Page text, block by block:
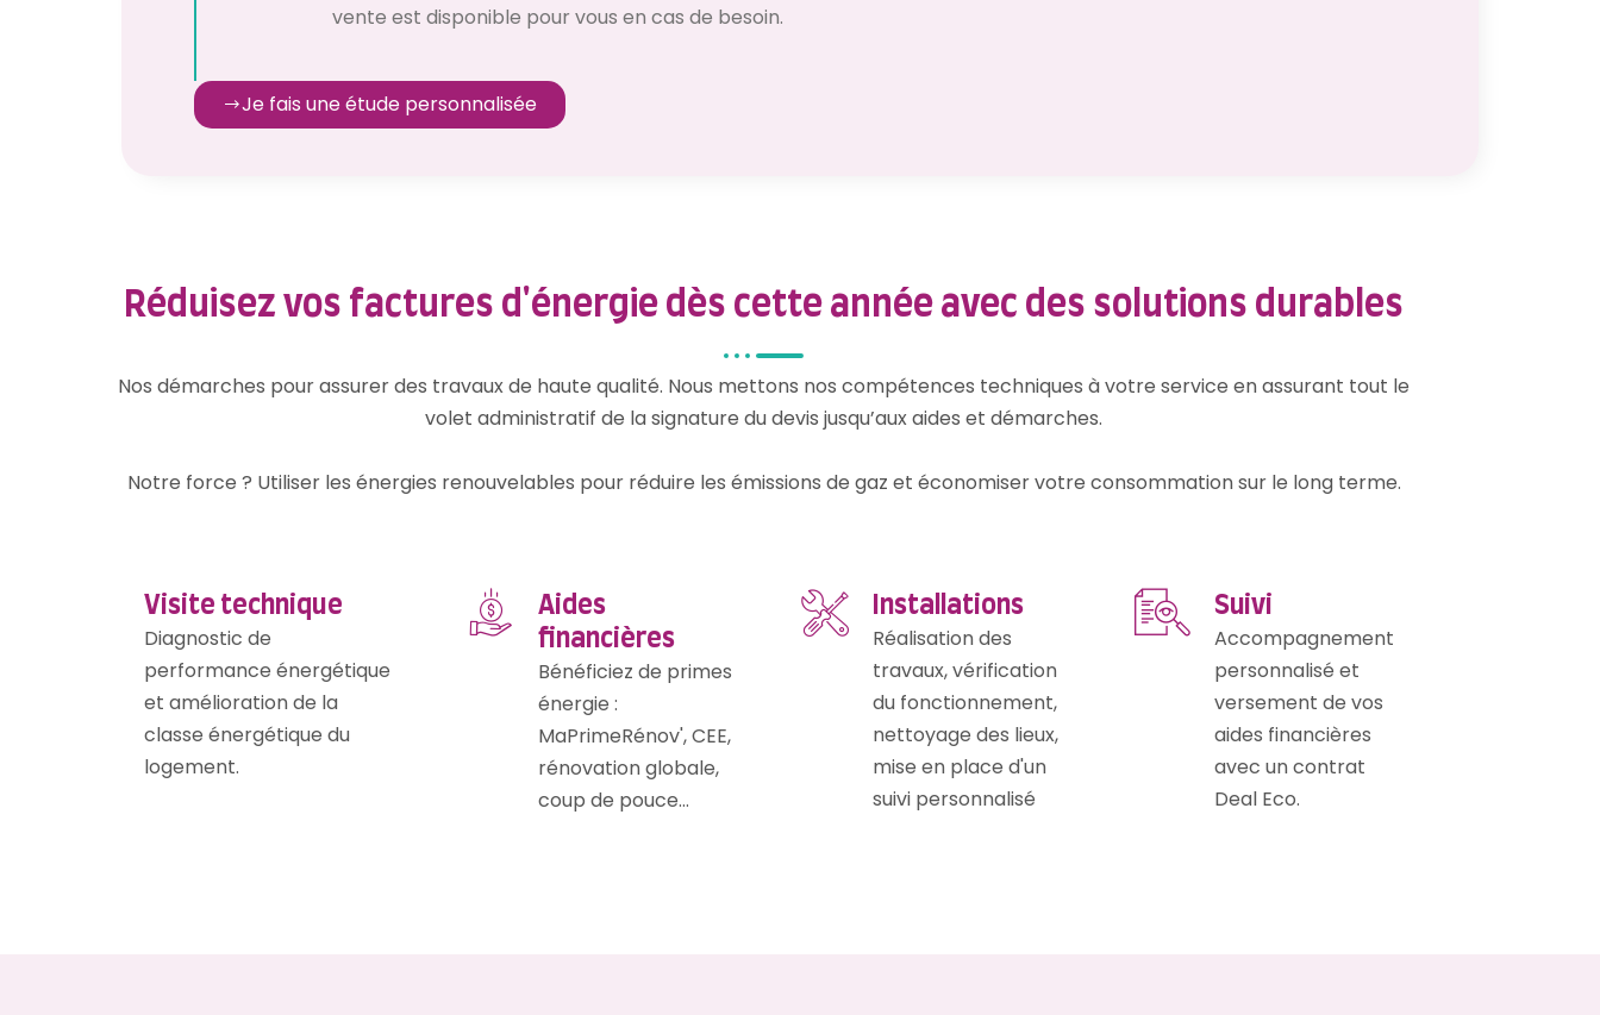
vente est disponible pour vous en cas de besoin.
Je fais une étude personnalisée
Réduisez vos factures d'énergie dès cette année avec des solutions durables
Nos démarches pour assurer des travaux de haute qualité. Nous mettons nos compétences techniques à votre service en assurant tout le
volet administratif de la signature du devis jusqu’aux aides et démarches.
Notre force ? Utiliser les énergies renouvelables pour réduire les émissions de gaz et économiser votre consommation sur le long terme.
Visite technique
Diagnostic de
performance énergétique
et amélioration de la
classe énergétique du
logement.
Aides
financières
Bénéficiez de primes
énergie :
MaPrimeRénov', CEE,
rénovation globale,
coup de pouce...
Installations
Réalisation des
travaux, vérification
du fonctionnement,
nettoyage des lieux,
mise en place d'un
suivi personnalisé
Suivi
Accompagnement
personnalisé et
versement de vos
aides financières
avec un contrat
Deal Eco.